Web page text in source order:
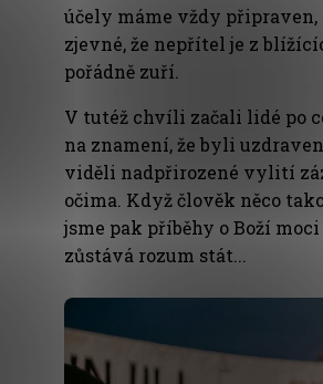
účely máme vždy připraven,
zjevné, že nepřítel je z
pořádně zuří.
V tutéž chvíli začali lidé po
na znamení, že byli
viděli nadpřirozené vylití
očima. Když člověk něco
jsme pak příběhy o Boží
zůstává rozum stát...